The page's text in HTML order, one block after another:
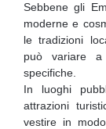
Sebbene gli
moderne e
le tradizioni
può variare a
specifiche.
In luoghi
attrazioni
vestire in